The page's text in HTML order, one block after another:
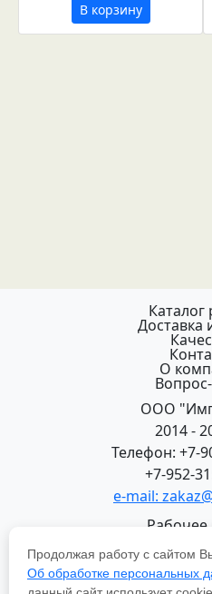
В корзину
Каталог
Доставка
О
ООО
2014 -
Телефон: +7-
+7-952-
e-mail:
пн-пт 08:00-
618200,
Продолжая работу с сайтом
Об обработке персональных